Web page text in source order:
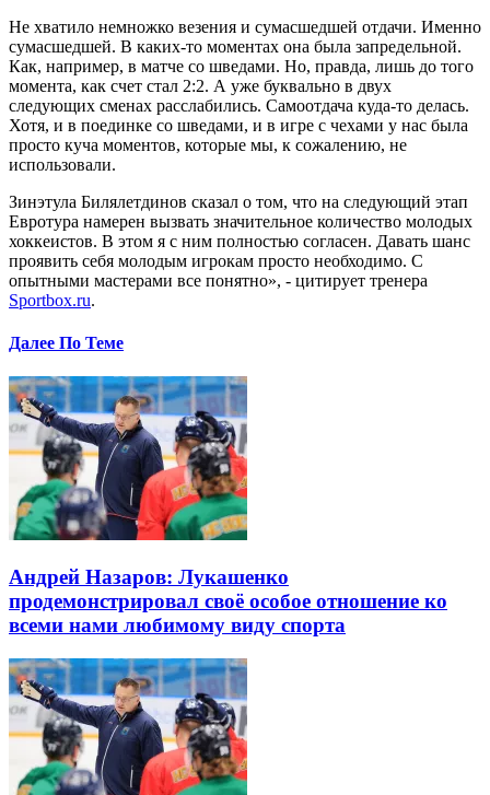
Не хватило немножко везения и сумасшедшей отдачи. Именно
сумасшедшей. В каких-то моментах она была запредельной.
Как, например, в матче со шведами. Но, правда, лишь до того
момента, как счет стал 2:2. А уже буквально в двух
следующих сменах расслабились. Самоотдача куда-то делась.
Хотя, и в поединке со шведами, и в игре с чехами у нас была
просто куча моментов, которые мы, к сожалению, не
использовали.
Зинэтула Билялетдинов сказал о том, что на следующий этап
Евротура намерен вызвать значительное количество молодых
хоккеистов. В этом я с ним полностью согласен. Давать шанс
проявить себя молодым игрокам просто необходимо. С
опытными мастерами все понятно», - цитирует тренера
Sportbox.ru.
Далее По Теме
Андрей Назаров: Лукашенко
продемонстрировал своё особое отношение ко
всеми нами любимому виду спорта